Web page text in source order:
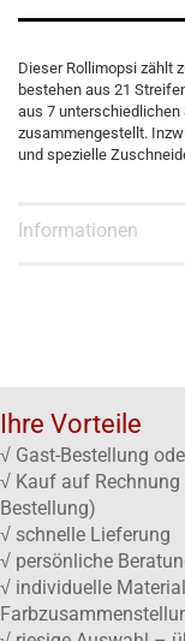
Dieser Rollimopsi zählt
bestehen aus 21
aus 7 unterschiedlichen
zusammengestellt.
und spezielle
Informationen
Ihre Vorteile
√ Gast-Bestellung
√ Kauf auf
Bestellung)
√ schnelle Lieferung
√ persönliche
√ individuelle